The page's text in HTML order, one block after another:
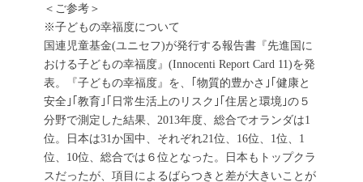
＜ご参考＞
※子どもの幸福度について
国連児童基金(ユニセフ)が発行する報告書『先進国に
おける子どもの幸福度』(Innocenti Report Card 11)を発
表。『子どもの幸福度』を、｢物質的豊かさ｣｢健康と
安全｣｢教育｣｢日常生活上のリスク｣｢住居と環境｣の５
分野で測定した結果、2013年度、総合でオランダは1
位。日本は31か国中、それぞれ21位、16位、1位、1
位、10位、総合では６位となった。日本もトップクラ
スだったが、項目によるばらつきと差が大きいことが